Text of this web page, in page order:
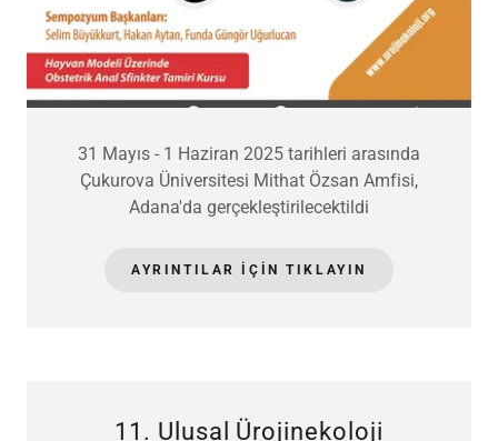
31 Mayıs - 1 Haziran 2025 tarihleri arasında
Çukurova Üniversitesi Mithat Özsan Amfisi,
Adana'da gerçekleştirilecektildi
AYRINTILAR IÇIN TIKLAYIN
11. Ulusal Ürojinekoloji